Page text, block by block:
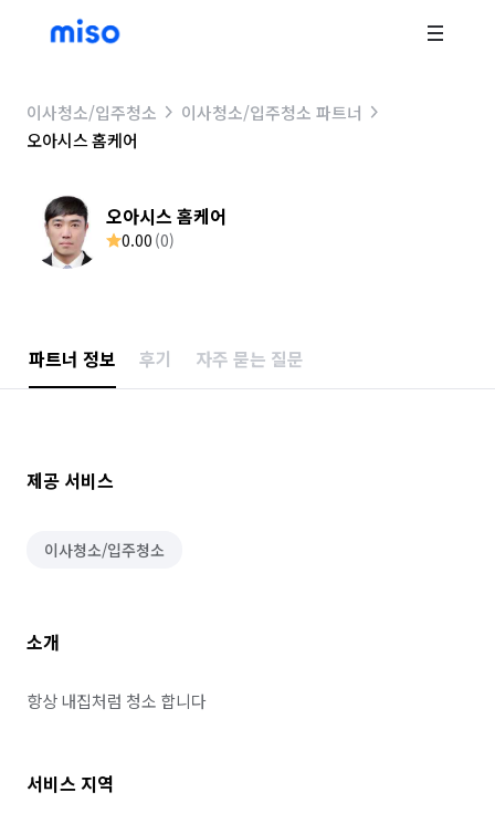
이사청소/입주청소
이사청소/입주청소 파트너
오아시스 홈케어
오아시스 홈케어
0.00 (0)
파트너 정보 후기 자주 묻는 질문
제공 서비스
이사청소/입주청소
소개
서비스 지역